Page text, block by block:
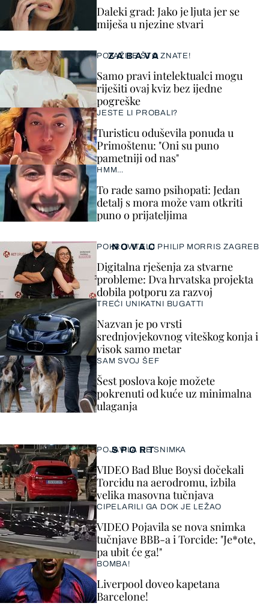
ZABAVA
POKAŽITE ŠTO ZNATE!
Samo pravi intelektualci mogu
riješiti ovaj kviz bez ijedne
pogreške
JESTE LI PROBALI?
Turisticu oduševila ponuda u
Primoštenu: "Oni su puno
pametniji od nas"
HMM…
To rade samo psihopati: Jedan
detalj s mora može vam otkriti
puno o prijateljima
SPORT
POJAVILA SE SNIMKA
VIDEO Bad Blue Boysi dočekali
Torcidu na aerodromu, izbila
velika masovna tučnjava
CIPELARILI GA DOK JE LEŽAO
VIDEO Pojavila se nova snimka
tučnjave BBB-a i Torcide: "Je*ote,
pa ubit će ga!"
BOMBA!
Liverpool doveo kapetana
Barcelone!
Daleki grad: Jako je ljuta jer se
miješa u njezine stvari
NOVAC
POKROVITELJ PHILIP MORRIS ZAGREB
Digitalna rješenja za stvarne
probleme: Dva hrvatska projekta
dobila potporu za razvoj
TREĆI UNIKATNI BUGATTI
Nazvan je po vrsti
srednjovjekovnog viteškog konja i
visok samo metar
SAM SVOJ ŠEF
Šest poslova koje možete
pokrenuti od kuće uz minimalna
ulaganja